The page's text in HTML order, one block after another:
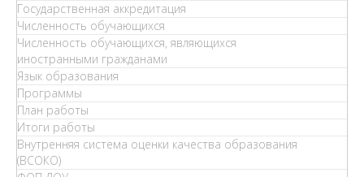
Государственная аккредитация
Численность обучающихся
Численность обучающихся, являющихся
иностранными гражданами
Язык образования
Программы
План работы
Итоги работы
Внутренняя система оценки качества образования
(ВСОКО)